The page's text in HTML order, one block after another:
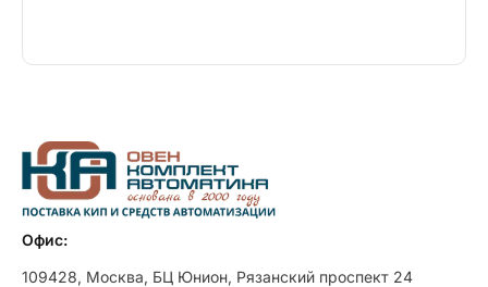
Офис:
109428, Москва, БЦ Юнион, Рязанский проспект 24